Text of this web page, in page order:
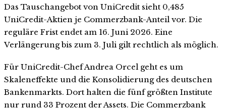
Das Tauschangebot von UniCredit sieht 0,485
UniCredit-Aktien je Commerzbank-Anteil vor. Die
reguläre Frist endet am 16. Juni 2026. Eine
Verlängerung bis zum 3. Juli gilt rechtlich als möglich.
Für UniCredit-Chef Andrea Orcel geht es um
Skaleneffekte und die Konsolidierung des deutschen
Bankenmarkts. Dort halten die fünf größten Institute
nur rund 33 Prozent der Assets. Die Commerzbank